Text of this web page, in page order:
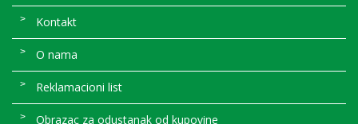
Kontakt
O nama
Reklamacioni list
Obrazac za odustanak od kupovine